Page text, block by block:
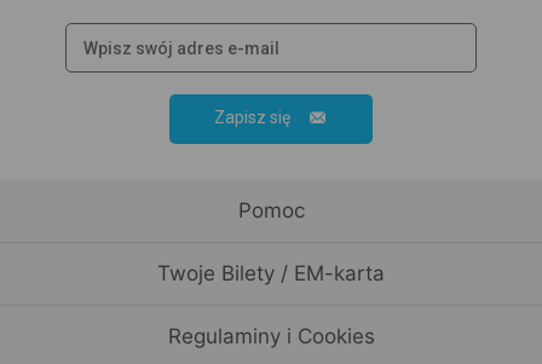
Zapisz się
Pomoc
Twoje Bilety / EM-karta
Regulaminy i Cookies